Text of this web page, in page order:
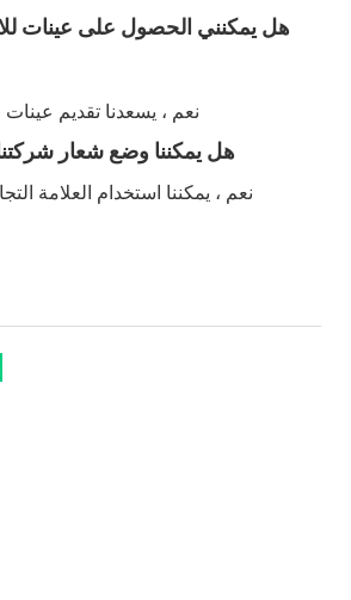
نعم ، يسعدنا تقديم
6. هل يمكننا وضع شعار
نعم ، يمكننا استخدام العلامة